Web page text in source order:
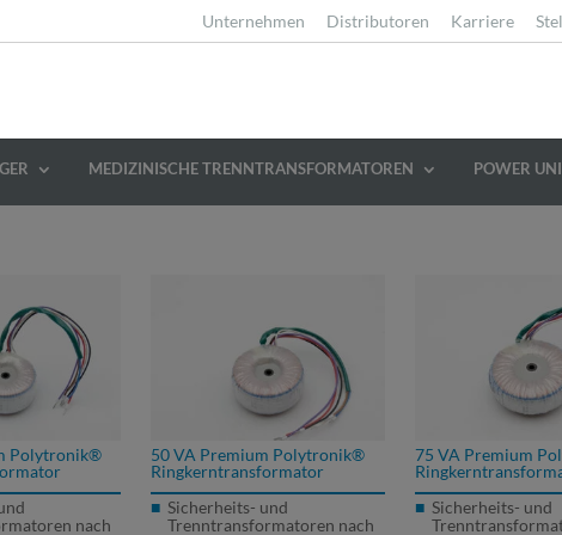
Unternehmen Distributoren Karriere
MEDIZINISCHE TRENNTRANSFORMATOREN POWER
Polytronik®
nach
50 VA Premium Polytronik®
Ringkerntransformator
Sicherheits- und
Trenntransformatoren nach
75 VA Premium
Sicherheits- und